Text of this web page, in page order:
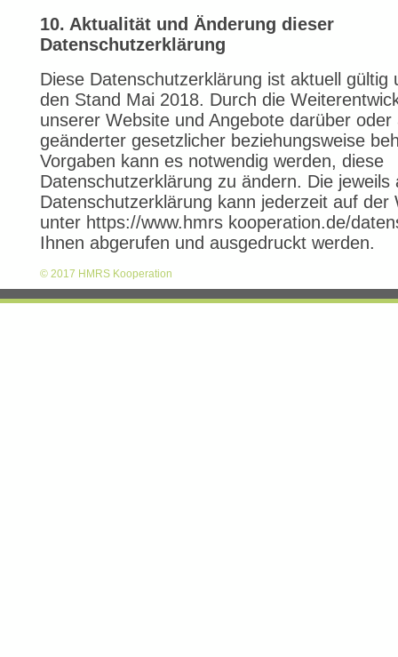
10. Aktualität und Änderung dieser
Datenschutzerklärung
Diese Datenschutzerklärung ist aktuell gültig
den Stand Mai 2018. Durch die
unserer Website und Angebote darüber oder
geänderter gesetzlicher beziehungsweise
Vorgaben kann es notwendig werden, diese
Datenschutzerklärung zu ändern. Die jeweils
Datenschutzerklärung kann jederzeit auf der
unter https://www.hmrs kooperation.de/
Ihnen abgerufen und ausgedruckt werden.
© 2017 HMRS Kooperation